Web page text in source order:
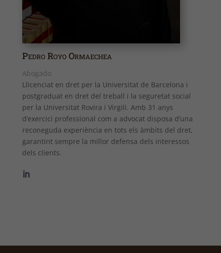
Pedro Royo Ormaechea
Abogado
Llicenciat en dret per la Universitat de Barcelona i
postgraduat en dret del treball i la seguretat social
per la Universitat Rovira i Virgili. Amb 31 anys
d’exercici professional com a advocat disposa d’una
reconeguda experiència en tots els àmbits del dret,
garantint sempre la millor defensa dels interessos
dels clients.